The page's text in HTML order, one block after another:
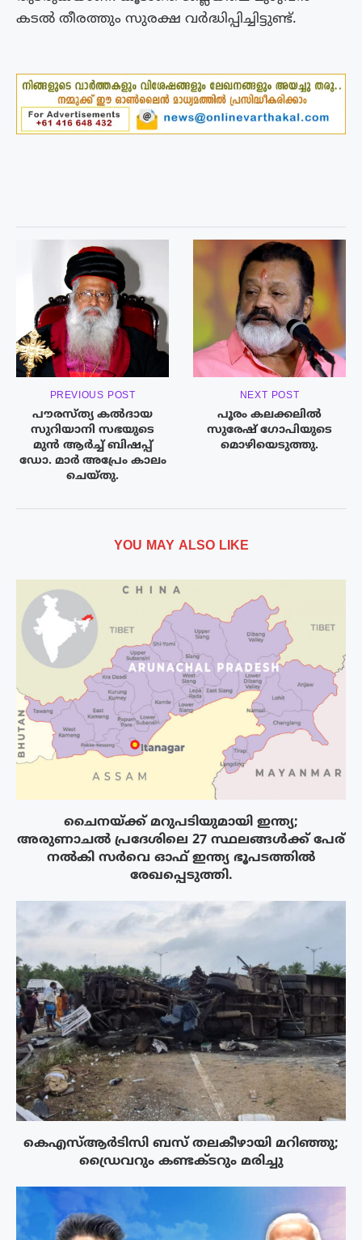
കടൽ തീരത്തും സുരക്ഷ വർദ്ധിപ്പിച്ചിട്ടുണ്ട്.
PREVIOUS POST
പൗരസ്‌ത്യ കൽദായ
സുറിയാനി സഭയുടെ
മുൻ ആർച്ച് ബിഷപ്പ്
ഡോ. മാർ അപ്രേം കാലം
ചെയ്‌തു.
NEXT POST
പൂരം കലക്കലിൽ
സുരേഷ് ഗോപിയുടെ
മൊഴിയെടുത്തു.
YOU MAY ALSO LIKE
ചൈനയ്ക്ക് മറുപടിയുമായി ഇന്ത്യ;
അരുണാചൽ പ്രദേശിലെ 27 സ്ഥലങ്ങൾക്ക് പേര്
നൽകി സർവെ ഓഫ് ഇന്ത്യ ഭൂപടത്തിൽ
രേഖപ്പെടുത്തി.
കെഎസ്ആർടിസി ബസ് തലകീഴായി മറിഞ്ഞു;
ഡ്രൈവറും കണ്ടക്ടറും മരിച്ചു